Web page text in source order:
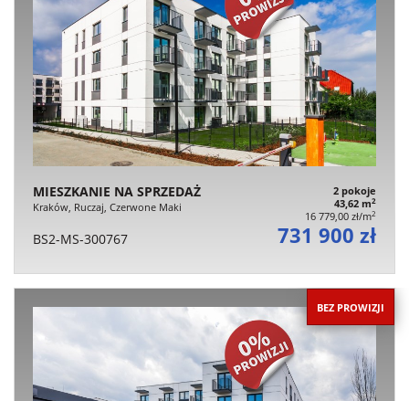
MIESZKANIE NA SPRZEDAŻ
Kraków, Ruczaj, Czerwone Maki
2 pokoje
43,62 m2
16 779,00 zł/m2
BS2-MS-300767 731 900 zł
BEZ PROWIZJI